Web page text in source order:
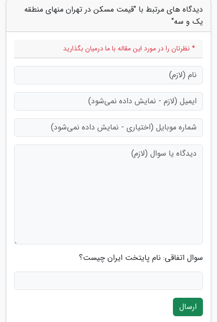
دیدگاه های مرتبط با "قیمت مسکن در تهران منهای منطقه
یک و سه"
* نظرتان را در مورد این مقاله با ما درمیان بگذارید
سوال اتفاقی: نام پایتخت ایران چیست؟
ارسال